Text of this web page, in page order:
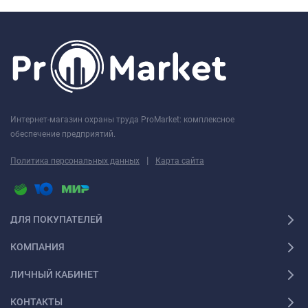
Интернет-магазин охраны труда ProMarket: комплексное
обеспечение предприятий.
Политика персональных данных | Карта сайта
ДЛЯ ПОКУПАТЕЛЕЙ
КОМПАНИЯ
ЛИЧНЫЙ КАБИНЕТ
КОНТАКТЫ